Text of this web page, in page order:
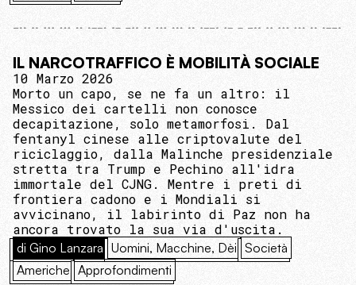
IL NARCOTRAFFICO È MOBILITÀ SOCIALE
10 Marzo 2026
Morto un capo, se ne fa un altro: il
Messico dei cartelli non conosce
decapitazione, solo metamorfosi. Dal
fentanyl cinese alle criptovalute del
riciclaggio, dalla Malinche presidenziale
stretta tra Trump e Pechino all'idra
immortale del CJNG. Mentre i preti di
frontiera cadono e i Mondiali si
avvicinano, il labirinto di Paz non ha
ancora trovato la sua via d'uscita.
di Gino Lanzara Uomini, Macchine, Dèi Società
Americhe Approfondimenti